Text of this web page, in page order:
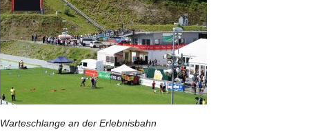
Warteschlange an der Erlebnisbahn